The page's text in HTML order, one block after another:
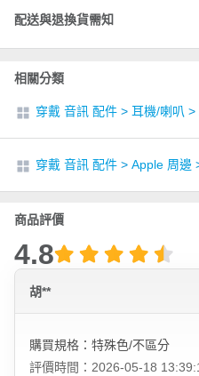
配送與退換貨需知
相關分類
穿戴 音訊 配件 > 耳機/喇叭 >
穿戴 音訊 配件 > Apple 周邊
商品評價
4.8
胡**
購買規格：特殊色/不區分
評價時間：2026-05-18